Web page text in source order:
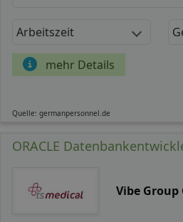
Arbeitszeit
mehr Details
Quelle: germanpersonnel.de
ORACLE
Vibe Group